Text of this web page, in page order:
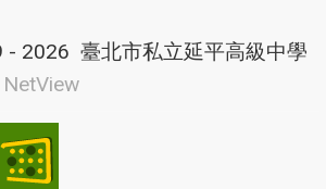
- 2026 臺北市私立延平高級中學
NetView